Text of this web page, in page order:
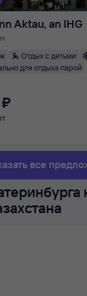
Aktau, an IHG
Отдых с детьми
для отдыха парой
⁠₽
все